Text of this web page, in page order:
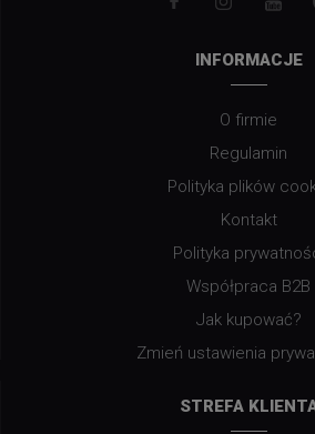
INFORMACJE
O firmie
Regulamin
Polityka plików
Kontakt
Polityka
Współpraca B2B
Jak kupować?
Zmień ustawienia
STREFA